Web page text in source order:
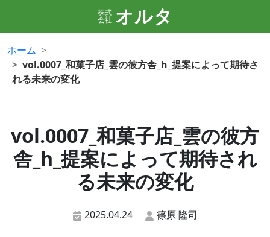
株式
会社 オルタ
ホーム
vol.0007_和菓子店_雲の彼方舎_h_提案によって期待さ
れる未来の変化
vol.0007_和菓子店_雲の彼方
舎_h_提案によって期待され
る未来の変化
2025.04.24 篠原 隆司